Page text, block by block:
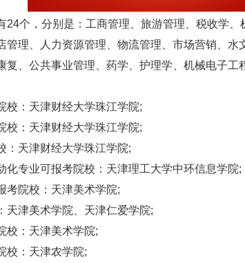
个，分别是：工商管理、旅游管理、税收学、
管理、人力资源管理、物流管理、市场营销、
复、公共事业管理、药学、护理学、机械电子
：天津财经大学珠江学院;
：天津财经大学珠江学院;
天津财经大学珠江学院;
专业可报考院校：天津理工大学中环信息学院;
院校：天津美术学院;
津美术学院、天津仁爱学院;
：天津美术学院;
：天津农学院;